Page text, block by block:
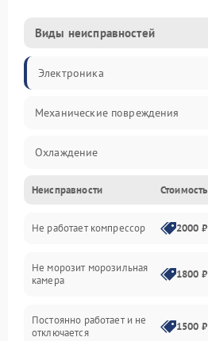
Виды неисправностей
Электроника
Механические повреждения
Охлаждение
Механика
Электропитание
Дренаж
Неисправности Стоимость
Не работает компрессор 2000 ₽
Не морозит морозильная
камера
1800 ₽
Постоянно работает и не
отключается
1500 ₽